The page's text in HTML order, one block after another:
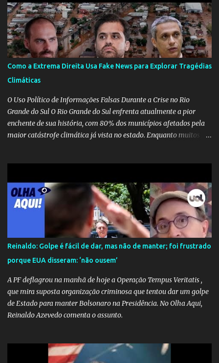
Como a Extrema Direita Usa Fake News para Explorar Tragédias
Climáticas
O Uso Político de Informações Falsas Durante a Crise no Rio
Grande do Sul O Rio Grande do Sul enfrenta atualmente a pior
enchente de sua história, com 80% dos municípios afetados pela
maior catástrofe climática já vista no estado. Enquanto muitos se
nas operações de salvamento. O receio é que notícias falsas, como
a de retenção de doações e o transporte de oxigênio, causem mais
apreensão na população já fragilizada por essa grave situação.
Tamanha é a seriedade do problema que o governo do estado
precisou criar uma força-tarefa para checar e desmentir as
desinformações, chegando ao ponto de o governo federal pedir
uma investigação para identificar os autores dessas notícias falsas.
O Negacionismo Climático da Extrema Direita Essa disseminação
de fake news não é uma surpresa, pois faz parte de um padrão...
Reinaldo: Golpe é fácil de dar, mas não de manter; foi frustrado
porque EUA disseram: ‘não ousem’
A PF deflagrou na manhã de hoje a Operação Tempus Veritatis ,
que mira suposta organização criminosa que tentou dar um golpe
de Estado para manter Bolsonaro na Presidência. No Olha Aqui,
Reinaldo Azevedo comenta o assunto.